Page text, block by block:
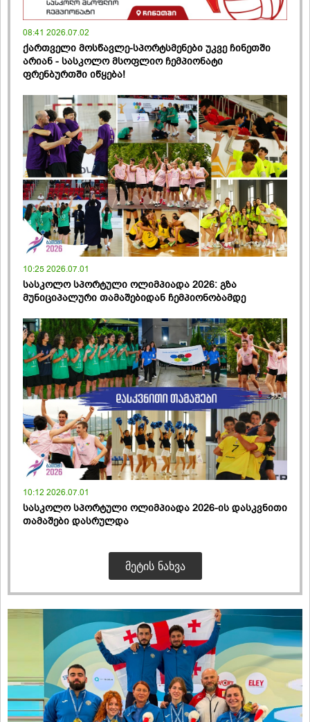
08:41 2026.07.02
ქართველი მოსწავლე-სპორტსმენები უკვე ჩინეთში
არიან - სასკოლო მსოფლიო ჩემპიონატი
ფრენბურთში იწყება!
10:25 2026.07.01
სასკოლო სპორტული ოლიმპიადა 2026: გზა
მუნიციპალური თამაშებიდან ჩემპიონობამდე
10:12 2026.07.01
სასკოლო სპორტული ოლიმპიადა 2026-ის დასკვნითი
თამაშები დასრულდა
ᲛᲔᲢᲘᲡ ᲜᲐᲮᲕᲐ